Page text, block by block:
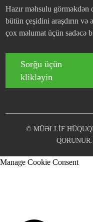
Hazır məhsulu
bütün çeşidini araşdırın
çox məlumat üçün sadəcə
Sorğu üçün
klikləyin
© MÜƏLLİF
QORUNUR.
Manage Cookie Consent